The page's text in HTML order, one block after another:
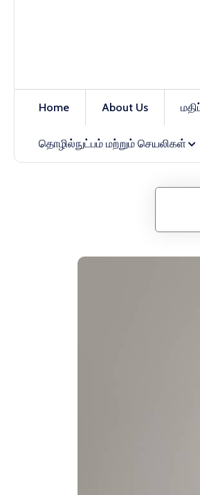
Home About Us
தொழில்நுட்பம் மற்றும் செயலிகள்